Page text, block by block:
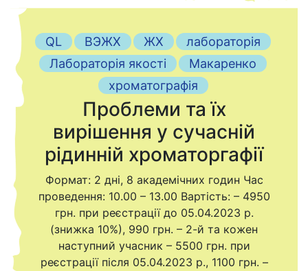
QL ВЭЖХ ЖХ
лабораторія
Лабораторія якості
Макаренко
хроматографія
Проблеми та їх
вирішення у сучасній
рідинній хроматоргафії
Формат: 2 дні, 8 академічних годин Час
проведення: 10.00 – 13.00 Вартість: – 4950
грн. при реєстрації до 05.04.2023 р.
(знижка 10%), 990 грн. – 2-й та кожен
наступний учасник – 5500 грн. при
реєстрації після 05.04.2023 р., 1100 грн. –